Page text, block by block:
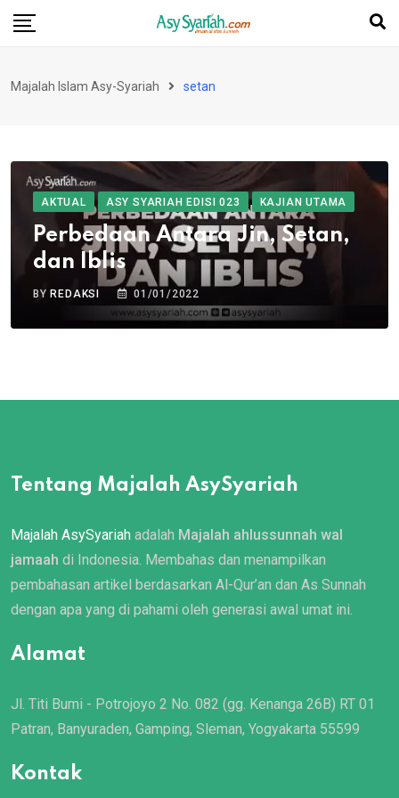
Skip
Majalah Islam Asy-Syariah setan
AKTUAL ASY SYARIAH EDISI 023 KAJIAN UTAMA
Perbedaan Antara Jin, Setan,
dan Iblis
BYREDAKSI 01/01/2022
Tentang Majalah AsySyariah
Majalah AsySyariah adalah Majalah ahlussunnah wal
jamaah di Indonesia. Membahas dan menampilkan
pembahasan artikel berdasarkan Al-Qur’an dan As Sunnah
dengan apa yang di pahami oleh generasi awal umat ini.
Alamat
Jl. Titi Bumi - Potrojoyo 2 No. 082 (gg. Kenanga 26B) RT 01
Patran, Banyuraden, Gamping, Sleman, Yogyakarta 55599
Kontak